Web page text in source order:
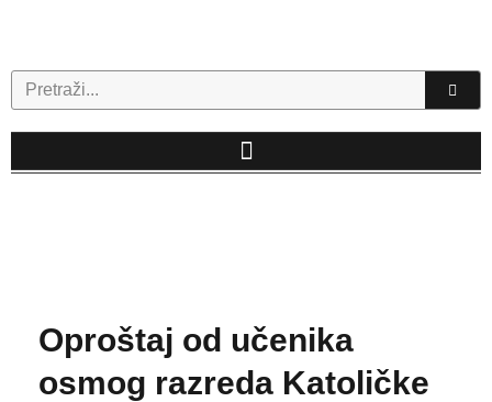
Search
Oproštaj od učenika
osmog razreda Katoličke